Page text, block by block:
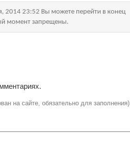
2014 23:52 Вы можете перейти в конец
момент запрещены.
на сайте, обязательно для заполнения)